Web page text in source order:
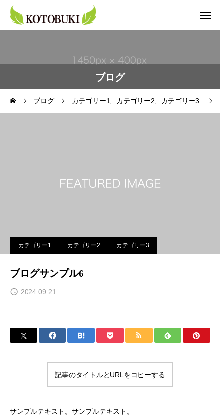
ブログ
ブログ カテゴリー1 カテゴリー2 カテゴリー3
カテゴリー1 カテゴリー2 カテゴリー3
ブログサンプル6
2024.09.21
記事のタイトルとURLをコピーする
サンプルテキスト。サンプルテキスト。